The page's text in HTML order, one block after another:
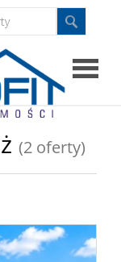
(2 oferty)